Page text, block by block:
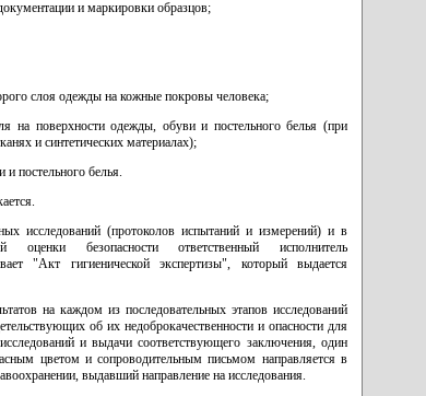
и маркировки образцов;
слоя одежды на кожные покровы человека;
на поверхности одежды, обуви и постельного белья (при
и синтетических материалах);
постельного белья.
исследований (протоколов испытаний и измерений) и в
оценки безопасности ответственный исполнитель
"Акт гигиенической экспертизы", который выдается
на каждом из последовательных этапов исследований
об их недоброкачественности и опасности для
и выдачи соответствующего заключения, один
цветом и сопроводительным письмом направляется в
выдавший направление на исследования.